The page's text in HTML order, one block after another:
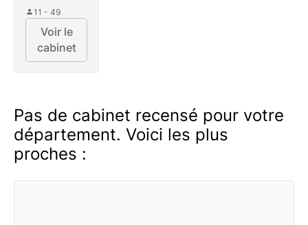
11 - 49
Voir le
cabinet
Pas de cabinet recensé pour votre
département. Voici les plus
proches :